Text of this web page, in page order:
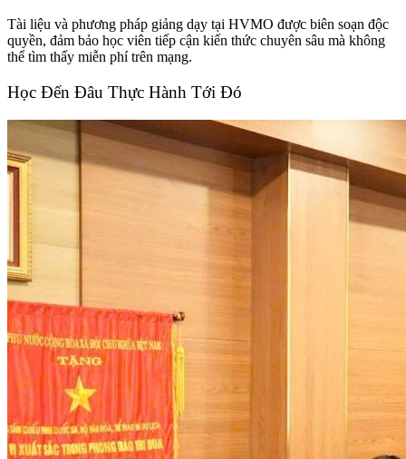
Tài liệu và phương pháp giảng dạy tại HVMO được biên soạn độc
quyền, đảm bảo học viên tiếp cận kiến thức chuyên sâu mà không
thể tìm thấy miễn phí trên mạng.
Học Đến Đâu Thực Hành Tới Đó